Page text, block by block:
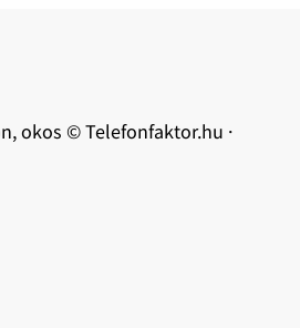
okos © Telefonfaktor.hu ·